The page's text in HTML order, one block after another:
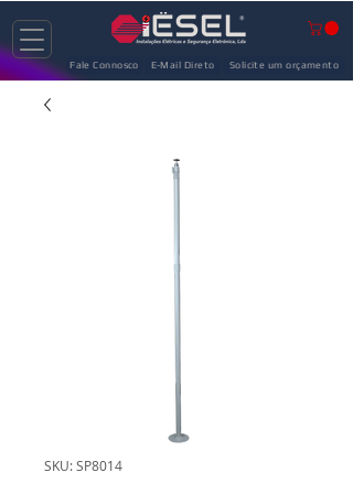
Fale Connosco E-Mail Direto Solicite um orçamento
SKU: SP8014